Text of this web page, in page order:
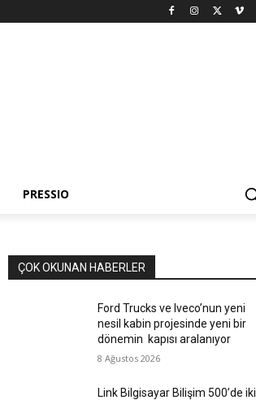
PRESSIO
ÇOK OKUNAN HABERLER
Ford Trucks ve Iveco’nun yeni
nesil kabin projesinde yeni bir
dönemin kapısı aralanıyor
8 Ağustos 2026
Link Bilgisayar Bilişim 500’de iki